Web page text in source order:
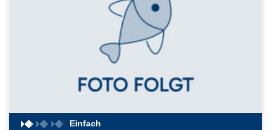
Einfach